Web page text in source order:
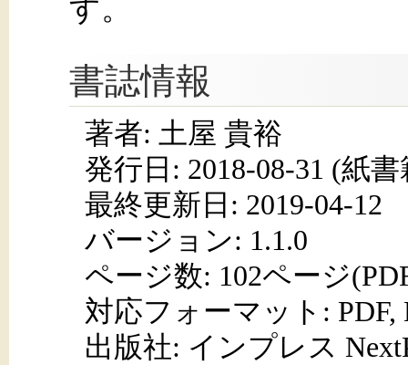
す。
書誌情報
著者: 土屋 貴裕
発行日: 2018-08-31 (紙書
最終更新日: 2019-04-12
バージョン: 1.1.0
ページ数: 102ページ
対応フォーマット: PDF,
出版社: インプレス